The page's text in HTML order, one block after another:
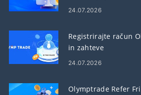
24.07.2026
Registrirajte račun
in zahteve
24.07.2026
Olymptrade Refer